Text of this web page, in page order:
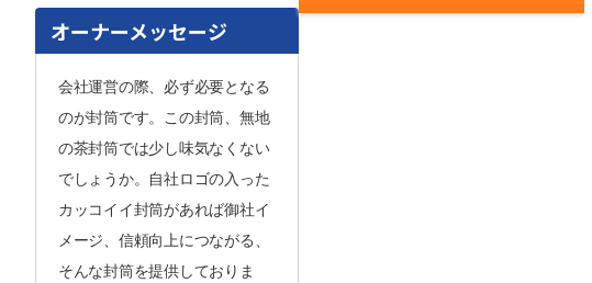
オーナーメッセージ
会社運営の際、必ず必要となる
のが封筒です。この封筒、無地
の茶封筒では少し味気なくない
でしょうか。自社ロゴの入った
カッコイイ封筒があれば御社イ
メージ、信頼向上につながる、
そんな封筒を提供しておりま